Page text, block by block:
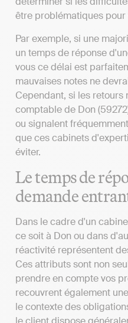
être problématiques pour
Par exemple, si une
un temps de réponse
vous ce délai est
mauvaises notes ne
Cependant, si les
comptable de Don
ou signalent
que ces cabinets
éviter.
Le temps de
demande
Dans le cadre d'un
ce soit à Don ou dans
réactivité représentent
Ces attributs sont non
prendre en compte vos
recouvrent également
le contexte des